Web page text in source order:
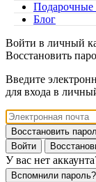
Подарочные
Блог
Войти в личный
Восстановить
Введите
для входа в
Восстановить
Войти
У вас нет
Вспомнили пароль?